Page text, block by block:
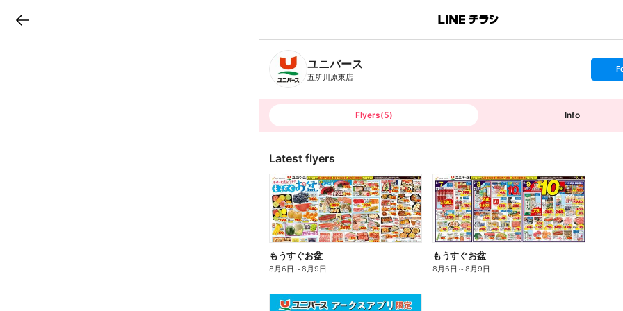
B
n
T
ユニバース
五所川原東店
s
t
o
Flyers(5) Info
Latest flyers
もうすぐお盆
8月6日 ～8月9日
もうすぐお盆
8月6日 ～8月9日